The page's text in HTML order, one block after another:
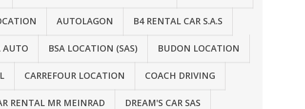
AUTOLAGON B4 RENTAL CAR S.A.S
AUTO BSA LOCATION (SAS) BUDON LOCATION
CARREFOUR LOCATION COACH DRIVING
RENTAL MR MEINRAD DREAM'S CAR SAS